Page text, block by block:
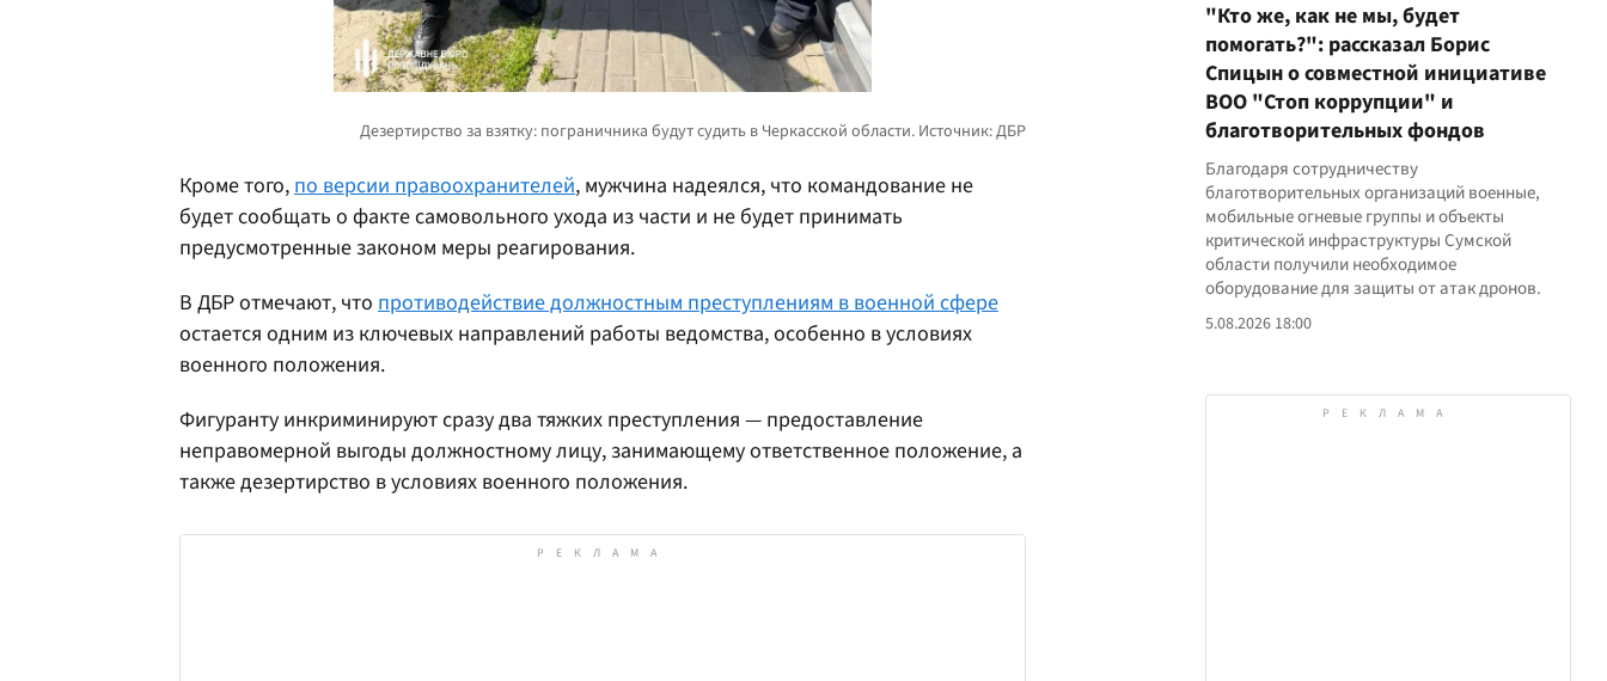
Кроме того, по версии правоохранителей, мужчина надеялся, что командование не
будет сообщать о факте самовольного ухода из части и не будет принимать
предусмотренные законом меры реагирования.
В ДБР отмечают, что противодействие должностным преступлениям в военной сфере
остается одним из ключевых направлений работы ведомства, особенно в условиях
военного положения.
Фигуранту инкриминируют сразу два тяжких преступления — предоставление
неправомерной выгоды должностному лицу, занимающему ответственное положение, а
также дезертирство в условиях военного положения.
"Кто же, как не мы, будет
помогать?": рассказал Борис
Спицын о совместной инициативе
ВОО "Стоп коррупции" и
благотворительных фондов
Благодаря сотрудничеству
благотворительных организаций военные,
мобильные огневые группы и объекты
критической инфраструктуры Сумской
области получили необходимое
оборудование для защиты от атак дронов.
5.08.2026 18:00